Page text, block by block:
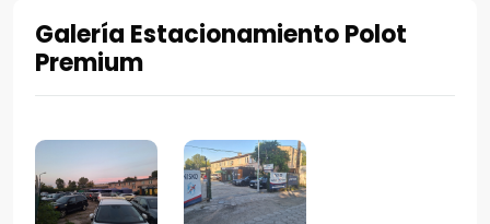
Galería Estacionamiento Polot
Premium